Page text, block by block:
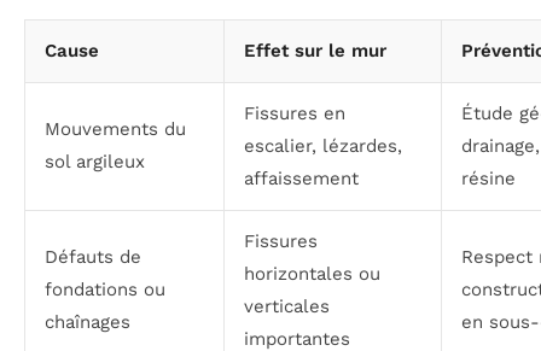
Cause Effet sur le mur
Mouvements du
sol argileux
Fissures en
escalier, lézardes,
affaissement
Étude
résine
Défauts de
fondations ou
chaînages
Fissures
horizontales ou
verticales
importantes
Respect
en